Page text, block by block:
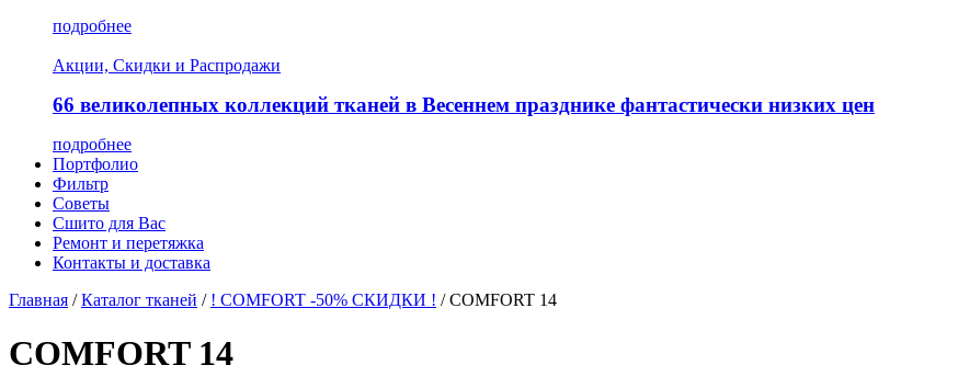
подробнее
Акции, Скидки и Распродажи
66 великолепных коллекций тканей в Весеннем празднике фантастически низких цен
подробнее
Портфолио
Фильтр
Советы
Сшито для Вас
Ремонт и перетяжка
Контакты и доставка
Главная / Каталог тканей / ! COMFORT -50% СКИДКИ ! / COMFORT 14
COMFORT 14